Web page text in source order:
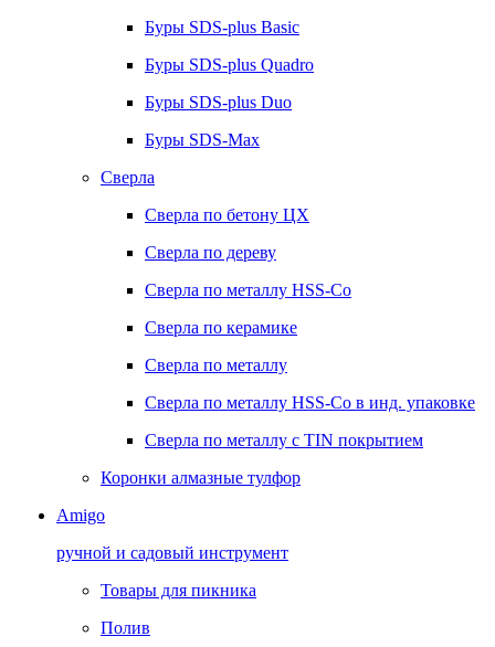
Буры SDS-plus Basic
Буры SDS-plus Quadro
Буры SDS-plus Duo
Буры SDS-Max
Сверла
Сверла по бетону ЦХ
Сверла по дереву
Сверла по металлу HSS-Co
Сверла по керамике
Сверла по металлу
Сверла по металлу HSS-Co в инд. упаковке
Сверла по металлу с TIN покрытием
Коронки алмазные тулфор
Amigo
ручной и садовый инструмент
Товары для пикника
Полив